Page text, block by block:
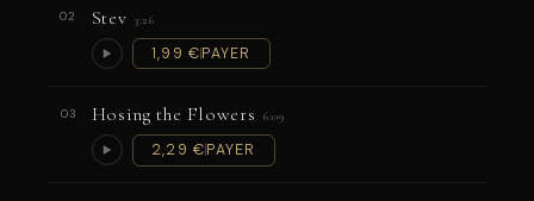
02 Stev 3:26
1,99 €PAYER
03 Hosing the Flowers 6:09
2,29 €PAYER